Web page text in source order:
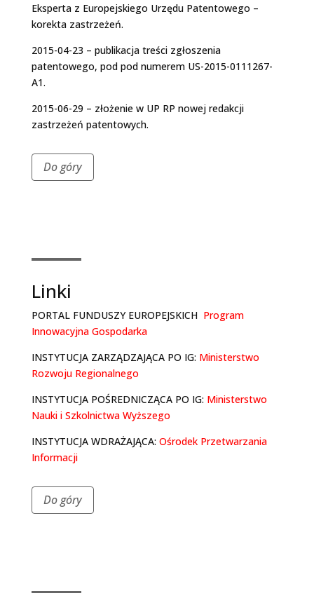
Eksperta z Europejskiego Urzędu Patentowego –
korekta zastrzeżeń.
2015-04-23 – publikacja treści zgłoszenia
patentowego, pod pod numerem US-2015-0111267-
A1.
2015-06-29 – złożenie w UP RP nowej redakcji
zastrzeżeń patentowych.
Do góry
Linki
PORTAL FUNDUSZY EUROPEJSKICH ­ Program
Innowacyjna Gospodarka
INSTYTUCJA ZARZĄDZAJĄCA PO IG: Ministerstwo
Rozwoju Regionalnego
INSTYTUCJA POŚREDNICZĄCA PO IG: Ministerstwo
Nauki i Szkolnictwa Wyższego
INSTYTUCJA WDRAŻAJĄCA: Ośrodek Przetwarzania
Informacji
Do góry